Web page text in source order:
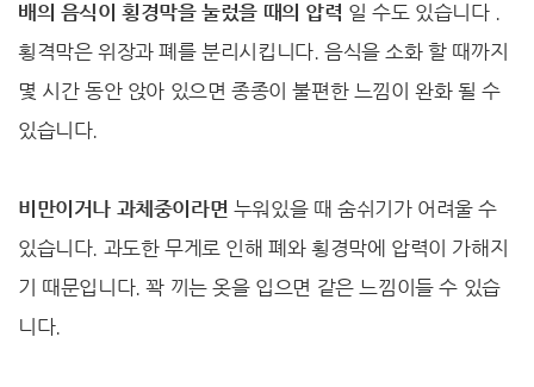
배의 음식이 횡경막을 눌렀을 때의 압력 일 수도 있습니다 .
횡격막은 위장과 폐를 분리시킵니다. 음식을 소화 할 때까지
몇 시간 동안 앉아 있으면 종종이 불편한 느낌이 완화 될 수
있습니다.
비만이거나 과체중이라면 누워있을 때 숨쉬기가 어려울 수
있습니다. 과도한 무게로 인해 폐와 횡경막에 압력이 가해지
기 때문입니다. 꽉 끼는 옷을 입으면 같은 느낌이들 수 있습
니다.